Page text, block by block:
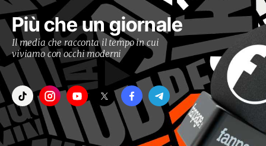
Più che un giornale
Il media che racconta il tempo in cui
viviamo con occhi moderni